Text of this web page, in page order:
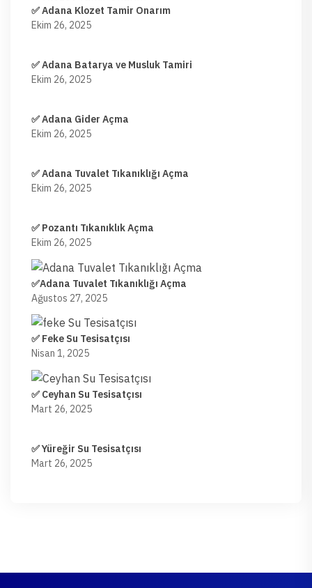
✅ Adana Klozet Tamir Onarım
Ekim 26, 2025
✅ Adana Batarya ve Musluk Tamiri
Ekim 26, 2025
✅ Adana Gider Açma
Ekim 26, 2025
✅ Adana Tuvalet Tıkanıklığı Açma
Ekim 26, 2025
✅ Pozantı Tıkanıklık Açma
Ekim 26, 2025
✅Adana Tuvalet Tıkanıklığı Açma
Ağustos 27, 2025
✅ Feke Su Tesisatçısı
Nisan 1, 2025
✅ Ceyhan Su Tesisatçısı
Mart 26, 2025
✅ Yüreğir Su Tesisatçısı
Mart 26, 2025